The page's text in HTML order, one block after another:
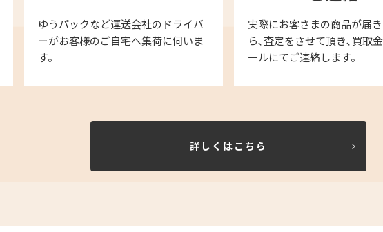
ゆうパックなど運送会社のドライバ
ーがお客様のご自宅へ集荷に伺いま
す。
実際にお客さまの商品が届
ら､査定をさせて頂き､買取
ールにてご連絡します。
詳しくはこちら